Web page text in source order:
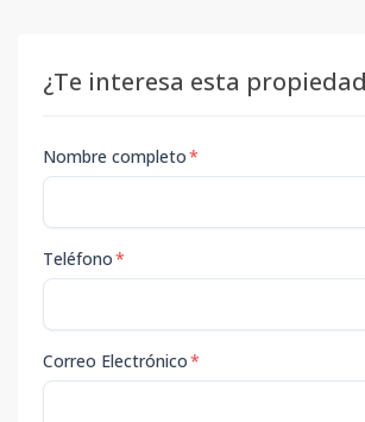
¿Te interesa esta
Nombre completo*
Teléfono*
Correo Electrónico*